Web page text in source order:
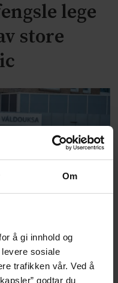
Om
å gi innhold og
sosiale
trafikken vår. Ved å
godtar du
lege
store
år – får